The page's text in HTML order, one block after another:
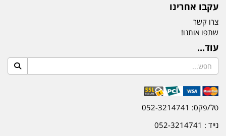
עקבו אחרינו
צרו קשר
שתפו אותנו!
עוד...
טל/פקס: 052-3214741
נייד : 052-3214741